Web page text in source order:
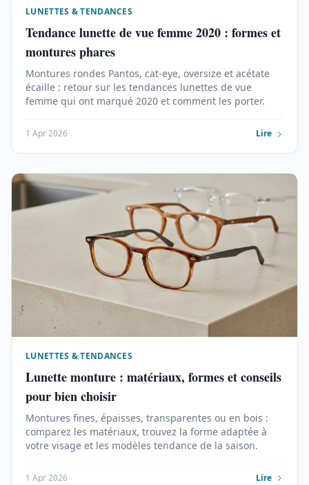
LUNETTES & TENDANCES
Tendance lunette de vue femme 2020 : formes et
montures phares
Montures rondes Pantos, cat-eye, oversize et acétate
écaille : retour sur les tendances lunettes de vue
femme qui ont marqué 2020 et comment les porter.
1 Apr 2026 Lire
LUNETTES & TENDANCES
Lunette monture : matériaux, formes et conseils
pour bien choisir
Montures fines, épaisses, transparentes ou en bois :
comparez les matériaux, trouvez la forme adaptée à
votre visage et les modèles tendance de la saison.
1 Apr 2026 Lire